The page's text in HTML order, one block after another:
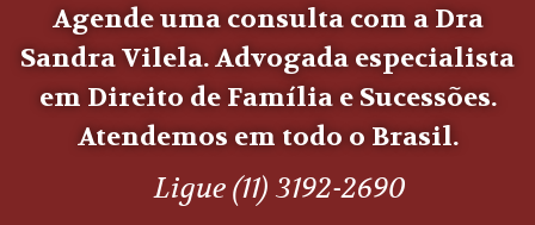
Agende uma consulta com a Dra
Sandra Vilela. Advogada especialista
em Direito de Família e Sucessões.
Atendemos em todo o Brasil.
Ligue (11) 3192-2690